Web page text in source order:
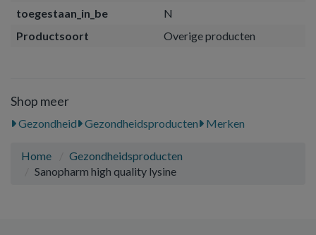
toegestaan_in_be
N
Productsoort
Overige producten
Shop meer
Gezondheid Gezondheidsproducten Merken
Home
Gezondheidsproducten
Sanopharm high quality lysine